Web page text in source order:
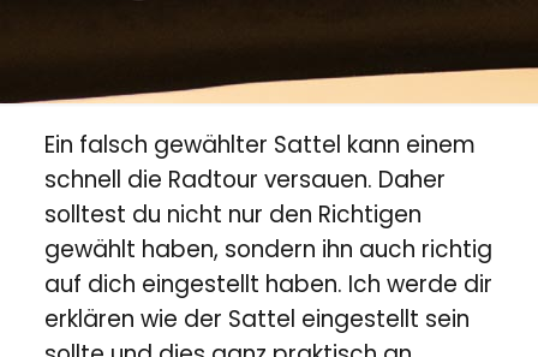
Ein falsch gewählter Sattel kann einem
schnell die Radtour versauen. Daher
solltest du nicht nur den Richtigen
gewählt haben, sondern ihn auch richtig
auf dich eingestellt haben. Ich werde dir
erklären wie der Sattel eingestellt sein